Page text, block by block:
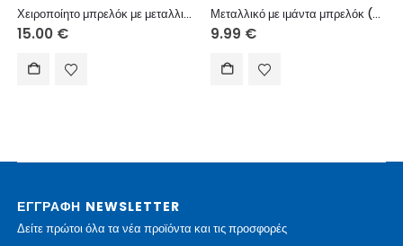
Χειροποίητο μπρελόκ με μεταλλική ταυτότητα, χάντρες αχάτη και μεταλλικά διακοσμητικά στοιχεία
15.00 €
Μεταλλικό με ιμάντα μπρελόκ (χάραξη μία πλευρά – κείμενο επιλογής σας)
9.99 €
ΕΓΓΡΑΦΗ NEWSLETTER
Δείτε πρώτοι όλα τα νέα προϊόντα και τις προσφορές